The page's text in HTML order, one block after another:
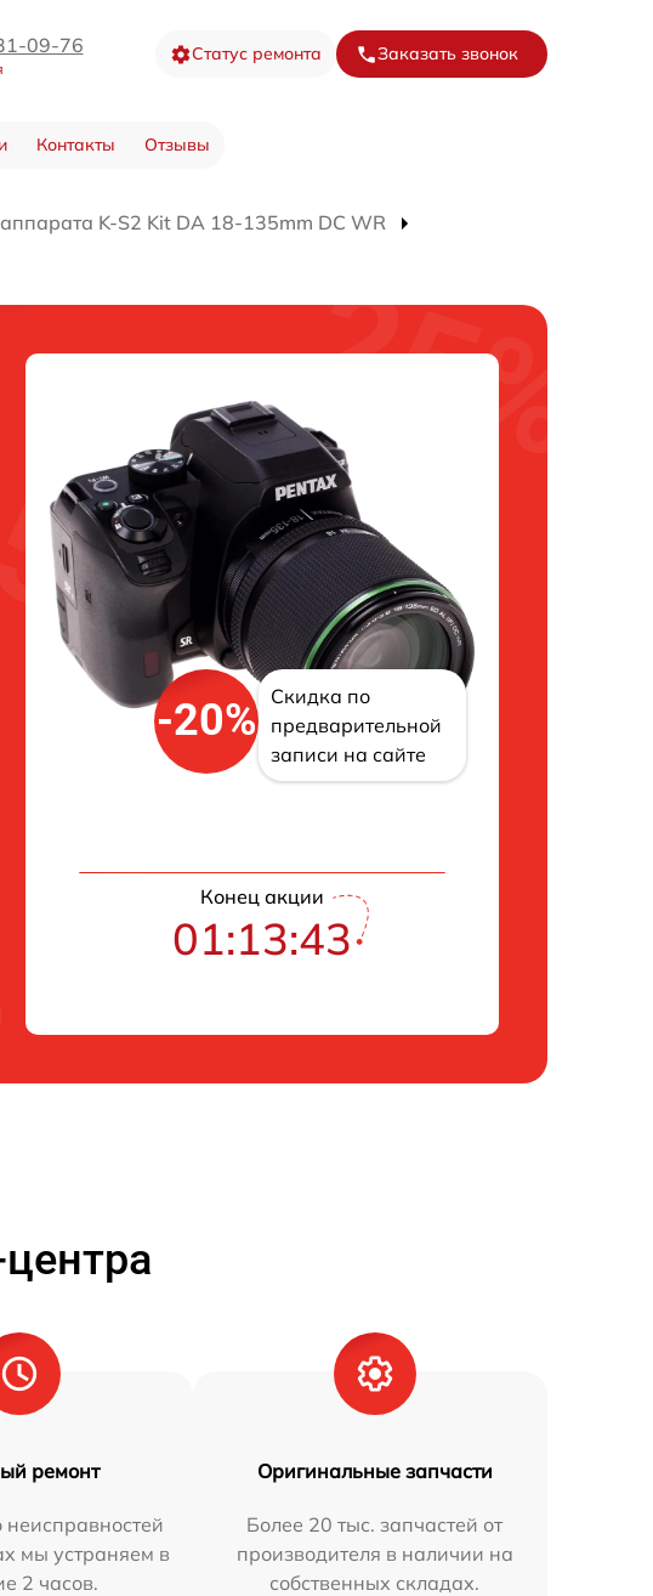
09-76 Статус ремонта Заказать звонок
Контакты Отзывы
K-S2 Kit DA 18-135mm DC WR
-20%
Скидка по
предварительной
записи на сайте
Конец акции
01:13:42
ремонт
мы устраняем в
2 часов.
Оригинальные запчасти
Более 20 тыс. запчастей от
производителя в наличии на
собственных складах.